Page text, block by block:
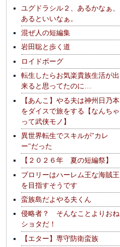
ユグドラシル２、あるかなぁ、
あるといいなぁ。
混ぜ人の短編集
岩田聡と歩く道
ロイドボーグ
転生したらお気楽貴族生活が出
来ると思ってたのに…
【あんこ】やる夫は神州日乃本
をダイスで旅をする【なんちゃ
って武侠モノ】
異世界転生でスキルが"カレ
ー"だった
【２０２６年 夏の短編祭】
ブロリーはハーレム王な海賊王
を目指すそうです
蛮族島だよやる夫くん
侵略者？ そんなことよりおね
ショタだ！
【エター】専守防衛蛮族